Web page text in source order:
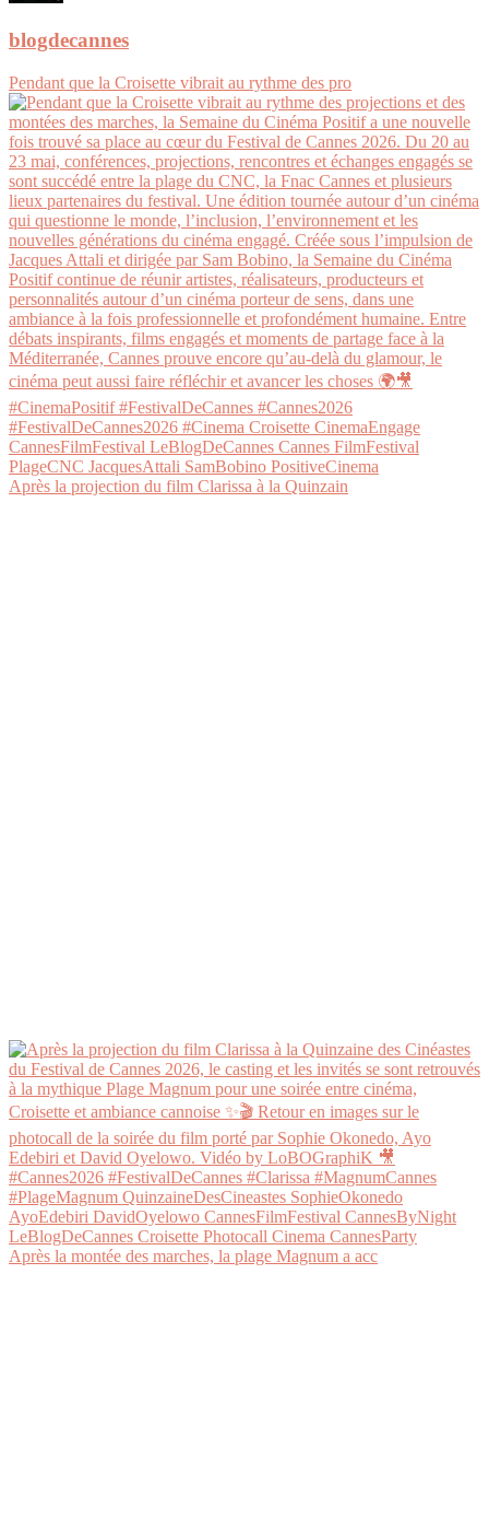
blogdecannes
Pendant que la Croisette vibrait au rythme des pro
Après la projection du film Clarissa à la Quinzain
Après la montée des marches, la plage Magnum a acc